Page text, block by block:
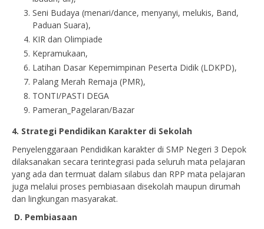
Seni Budaya (menari/dance, menyanyi, melukis, Band,
Paduan Suara),
KIR dan Olimpiade
Kepramukaan,
Latihan Dasar Kepemimpinan Peserta Didik (LDKPD),
Palang Merah Remaja (PMR),
TONTI/PASTI DEGA
Pameran_Pagelaran/Bazar
4. Strategi Pendidikan Karakter di Sekolah
Penyelenggaraan Pendidikan karakter di SMP Negeri 3 Depok
dilaksanakan secara terintegrasi pada seluruh mata pelajaran
yang ada dan termuat dalam silabus dan RPP mata pelajaran
juga melalui proses pembiasaan disekolah maupun dirumah
dan lingkungan masyarakat.
D. Pembiasaan